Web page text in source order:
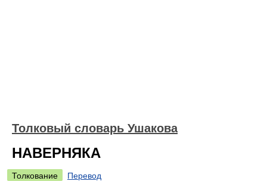
Толковый словарь Ушакова
НАВЕРНЯКА
Толкование
Перевод